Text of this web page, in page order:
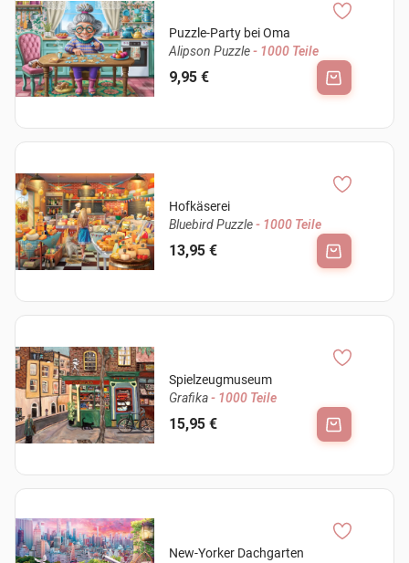
Puzzle-Party bei Oma
Alipson Puzzle- 1000 Teile
9,95 €
Hofkäserei
Bluebird Puzzle- 1000 Teile
13,95 €
Spielzeugmuseum
Grafika- 1000 Teile
15,95 €
New-Yorker Dachgarten